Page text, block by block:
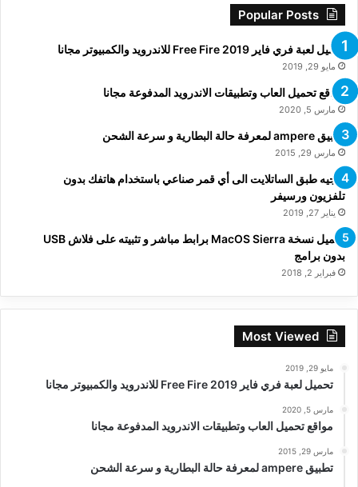
Popular Posts
تحميل لعبة فري فاير Free Fire 2019 للاندرويد والكمبيوتر مجانا
مايو 29, 2019
مواقع تحميل العاب وتطبيقات الاندرويد المدفوعة مجانا
مارس 5, 2020
تطبيق ampere لمعرفة حالة البطارية و سرعة الشحن
مارس 29, 2015
توجيه طبق الساتلايت الى أي قمر صناعي باستخدام هاتفك بدون
تلفزيون ورسيفر
يناير 27, 2019
تحميل نسخة MacOS Sierra برابط مباشر و تثبيته على فلاش USB
بدون برامج
فبراير 2, 2018
Most Viewed
مايو 29, 2019
تحميل لعبة فري فاير Free Fire 2019 للاندرويد والكمبيوتر مجانا
مارس 5, 2020
مواقع تحميل العاب وتطبيقات الاندرويد المدفوعة مجانا
مارس 29, 2015
تطبيق ampere لمعرفة حالة البطارية و سرعة الشحن